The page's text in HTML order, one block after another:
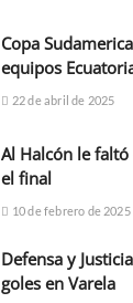
Copa
equipos
22 de abril de 2025
Al Halcón le
el final
10 de febrero de 2025
Defensa y
goles en Varela